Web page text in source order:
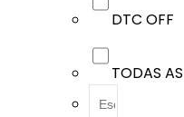
DTC OFF
TODAS